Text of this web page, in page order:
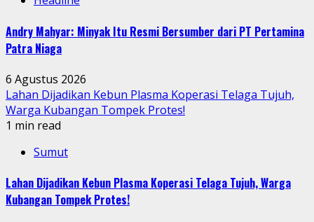
Andry Mahyar: Minyak Itu Resmi Bersumber dari PT Pertamina
Patra Niaga
6 Agustus 2026
Lahan Dijadikan Kebun Plasma Koperasi Telaga Tujuh,
Warga Kubangan Tompek Protes!
1 min read
Sumut
Lahan Dijadikan Kebun Plasma Koperasi Telaga Tujuh, Warga
Kubangan Tompek Protes!